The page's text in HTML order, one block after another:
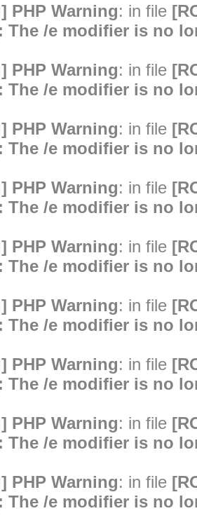
PHP Warning: in file
The /e modifier is no
PHP Warning: in file
The /e modifier is no
PHP Warning: in file
The /e modifier is no
PHP Warning: in file
The /e modifier is no
PHP Warning: in file
The /e modifier is no
PHP Warning: in file
The /e modifier is no
PHP Warning: in file
The /e modifier is no
PHP Warning: in file
The /e modifier is no
PHP Warning: in file
The /e modifier is no